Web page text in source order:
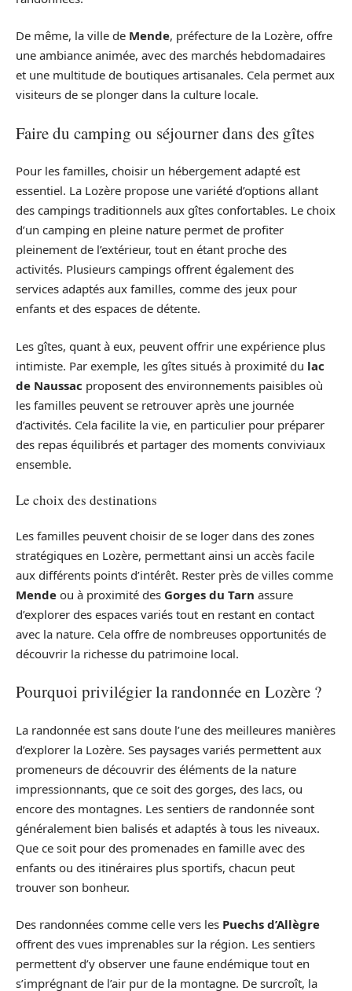
De même, la ville de Mende, préfecture de la Lozère, offre
une ambiance animée, avec des marchés hebdomadaires
et une multitude de boutiques artisanales. Cela permet aux
visiteurs de se plonger dans la culture locale.
Faire du camping ou séjourner dans des gîtes
Pour les familles, choisir un hébergement adapté est
essentiel. La Lozère propose une variété d’options allant
des campings traditionnels aux gîtes confortables. Le choix
d’un camping en pleine nature permet de profiter
pleinement de l’extérieur, tout en étant proche des
activités. Plusieurs campings offrent également des
services adaptés aux familles, comme des jeux pour
enfants et des espaces de détente.
Les gîtes, quant à eux, peuvent offrir une expérience plus
intimiste. Par exemple, les gîtes situés à proximité du lac
de Naussac proposent des environnements paisibles où
les familles peuvent se retrouver après une journée
d’activités. Cela facilite la vie, en particulier pour préparer
des repas équilibrés et partager des moments conviviaux
ensemble.
Le choix des destinations
Les familles peuvent choisir de se loger dans des zones
stratégiques en Lozère, permettant ainsi un accès facile
aux différents points d’intérêt. Rester près de villes comme
Mende ou à proximité des Gorges du Tarn assure
d’explorer des espaces variés tout en restant en contact
avec la nature. Cela offre de nombreuses opportunités de
découvrir la richesse du patrimoine local.
Pourquoi privilégier la randonnée en Lozère ?
La randonnée est sans doute l’une des meilleures manières
d’explorer la Lozère. Ses paysages variés permettent aux
promeneurs de découvrir des éléments de la nature
impressionnants, que ce soit des gorges, des lacs, ou
encore des montagnes. Les sentiers de randonnée sont
généralement bien balisés et adaptés à tous les niveaux.
Que ce soit pour des promenades en famille avec des
enfants ou des itinéraires plus sportifs, chacun peut
trouver son bonheur.
Des randonnées comme celle vers les Puechs d’Allègre
offrent des vues imprenables sur la région. Les sentiers
permettent d’y observer une faune endémique tout en
s’imprégnant de l’air pur de la montagne. De surcroît, la